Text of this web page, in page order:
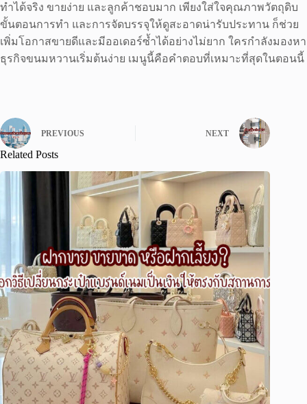
ทำได้จริง ขายง่าย และลูกค้าชอบมาก เพียงใส่ใจคุณภาพวัตถุดิบ
ขั้นตอนการทำ และการจัดบรรจุให้ดูสะอาดน่ารับประทาน ก็ช่วย
เพิ่มโอกาสขายดีและมีออเดอร์ซ้ำได้อย่างไม่ยาก ใครกำลังมองหา
ธุรกิจขนมหวานเริ่มต้นง่าย เมนูนี้คือคำตอบที่เหมาะที่สุดในตอนนี้
PREVIOUS NEXT
Related Posts